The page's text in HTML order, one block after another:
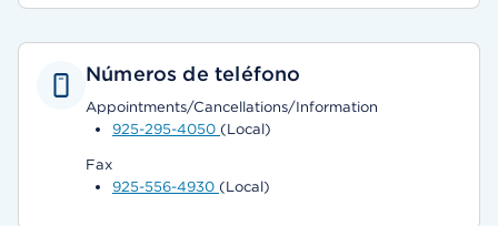
Números de teléfono
Appointments/Cancellations/Information
925-295-4050 (Local)
Fax
925-556-4930 (Local)